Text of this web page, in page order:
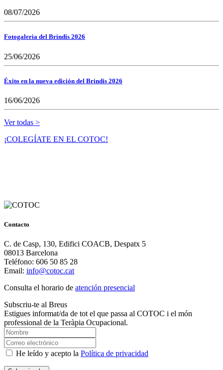
08/07/2026
Fotogaleria del Brindis 2026
25/06/2026
Éxito en la nueva edición del Brindis 2026
16/06/2026
Ver todas >
¡COLEGÍATE EN EL COTOC!
Contacto
C. de Casp, 130, Edifici COACB, Despatx 5
08013 Barcelona
Teléfono: 606 50 85 28
Email: info@cotoc.cat
Consulta el horario de atención presencial
Subscriu-te al Breus
Estigues informat/da de tot el que passa al COTOC i el món
professional de la Teràpia Ocupacional.
He leído y acepto la Política de privacidad